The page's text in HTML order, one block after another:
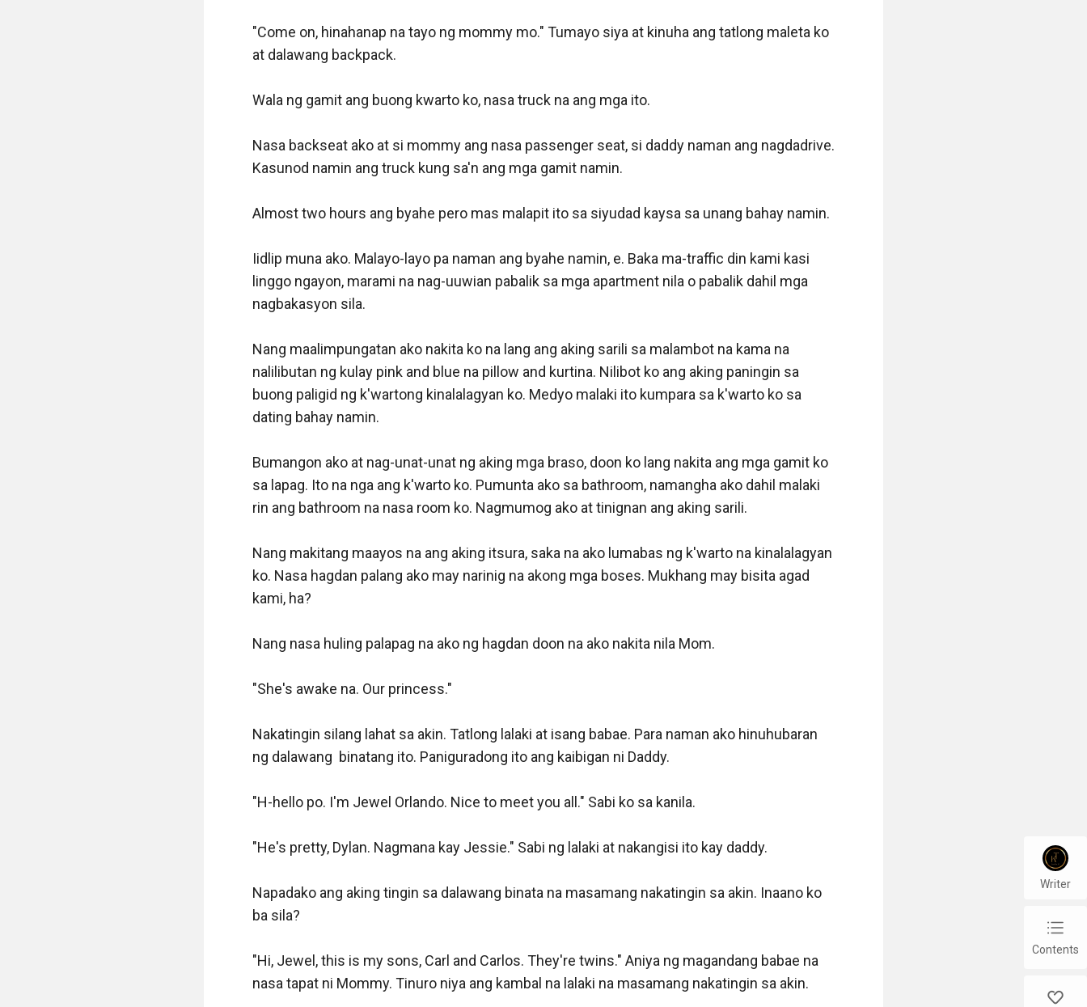
"Come on, hinahanap na tayo ng mommy mo." Tumayo siya at kinuha ang tatlong maleta ko
at dalawang backpack.
Wala ng gamit ang buong kwarto ko, nasa truck na ang mga ito.
Nasa backseat ako at si mommy ang nasa passenger seat, si daddy naman ang nagdadrive.
Kasunod namin ang truck kung sa'n ang mga gamit namin.
Almost two hours ang byahe pero mas malapit ito sa siyudad kaysa sa unang bahay namin.
Iidlip muna ako. Malayo-layo pa naman ang byahe namin, e. Baka ma-traffic din kami kasi
linggo ngayon, marami na nag-uuwian pabalik sa mga apartment nila o pabalik dahil mga
nagbakasyon sila.
Nang maalimpungatan ako nakita ko na lang ang aking sarili sa malambot na kama na
nalilibutan ng kulay pink and blue na pillow and kurtina. Nilibot ko ang aking paningin sa
buong paligid ng k'wartong kinalalagyan ko. Medyo malaki ito kumpara sa k'warto ko sa
dating bahay namin.
Bumangon ako at nag-unat-unat ng aking mga braso, doon ko lang nakita ang mga gamit ko
sa lapag. Ito na nga ang k'warto ko. Pumunta ako sa bathroom, namangha ako dahil malaki
rin ang bathroom na nasa room ko. Nagmumog ako at tinignan ang aking sarili.
Nang makitang maayos na ang aking itsura, saka na ako lumabas ng k'warto na kinalalagyan
ko. Nasa hagdan palang ako may narinig na akong mga boses. Mukhang may bisita agad
kami, ha?
Nang nasa huling palapag na ako ng hagdan doon na ako nakita nila Mom.
"She's awake na. Our princess."
Nakatingin silang lahat sa akin. Tatlong lalaki at isang babae. Para naman ako hinuhubaran
ng dalawang  binatang ito. Paniguradong ito ang kaibigan ni Daddy.
"H-hello po. I'm Jewel Orlando. Nice to meet you all." Sabi ko sa kanila.
"He's pretty, Dylan. Nagmana kay Jessie." Sabi ng lalaki at nakangisi ito kay daddy.
Napadako ang aking tingin sa dalawang binata na masamang nakatingin sa akin. Inaano ko
ba sila?
"Hi, Jewel, this is my sons, Carl and Carlos. They're twins." Aniya ng magandang babae na
nasa tapat ni Mommy. Tinuro niya ang kambal na lalaki na masamang nakatingin sa akin.
Writer
chap_list
Contents
like